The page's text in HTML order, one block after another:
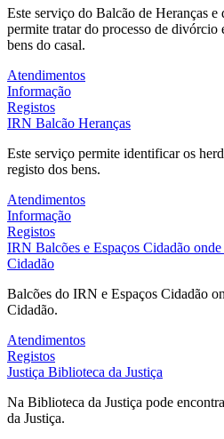
Este serviço do Balcão de Heranças
permite tratar do processo de
bens do casal.
Atendimentos
Informação
Registos
IRN Balcão Heranças
Este serviço permite identificar os
registo dos bens.
Atendimentos
Informação
Registos
IRN Balcões e Espaços Cidadão
Cidadão
Balcões do IRN e Espaços Cidadão
Cidadão.
Atendimentos
Registos
Justiça Biblioteca da Justiça
Na Biblioteca da Justiça pode
da Justiça.